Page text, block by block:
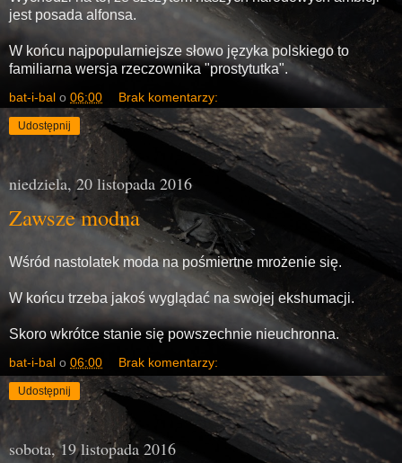
jest posada alfonsa.
W końcu najpopularniejsze słowo języka polskiego to
familiarna wersja rzeczownika "prostytutka".
bat-i-bal o 06:00 Brak komentarzy:
Udostępnij
niedziela, 20 listopada 2016
Zawsze modna
Wśród nastolatek moda na pośmiertne mrożenie się.
W końcu trzeba jakoś wyglądać na swojej ekshumacji.
Skoro wkrótce stanie się powszechnie nieuchronna.
bat-i-bal o 06:00 Brak komentarzy:
Udostępnij
sobota, 19 listopada 2016